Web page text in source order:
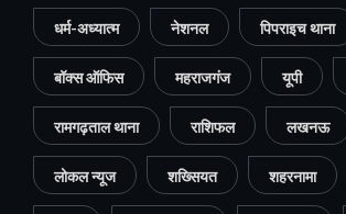
धर्म-अध्यात्म नेशनल पिपराइच थाना
बॉक्स ऑफिस महराजगंज यूपी
रामगढ़ताल थाना राशिफल लखनऊ
लोकल न्यूज शख्सियत शहरनामा